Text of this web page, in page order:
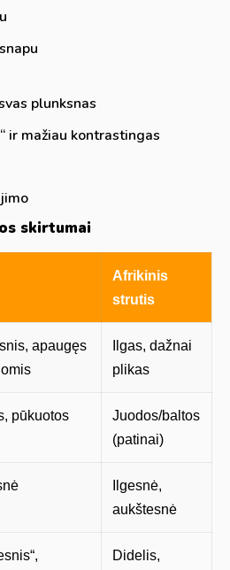
plunksnas
ir mažiau kontrastingas
skirtumai
Afrikinis
strutis
apaugęs
Ilgas, dažnai
plikas
pūkuotos
Juodos/baltos
(patinai)
Ilgesnė,
aukštesnė
Didelis,